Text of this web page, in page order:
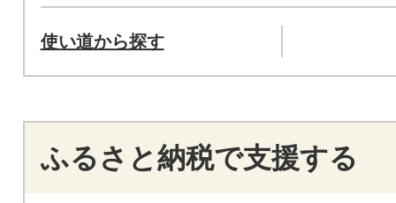
使い道から探す
ふるさと納税で支援する